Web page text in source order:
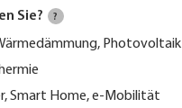
Sie? ?
Photovoltaik
Smart Home, e-Mobilität